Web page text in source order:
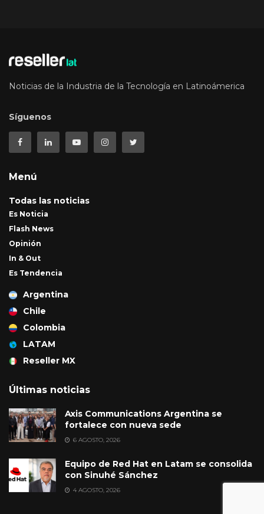
Noticias de la Industria de la Tecnología en Latinoámerica
Síguenos
Menú
Todas las noticias
Es Noticia
Flash News
Opinión
In & Out
Es Tendencia
Argentina
Chile
Colombia
LATAM
Reseller MX
Últimas noticias
Axis Communications Argentina se
fortalece con nueva sede
6 AGOSTO, 2026
Equipo de Red Hat en Latam se consolida
con Sinuhé Sánchez
4 AGOSTO, 2026